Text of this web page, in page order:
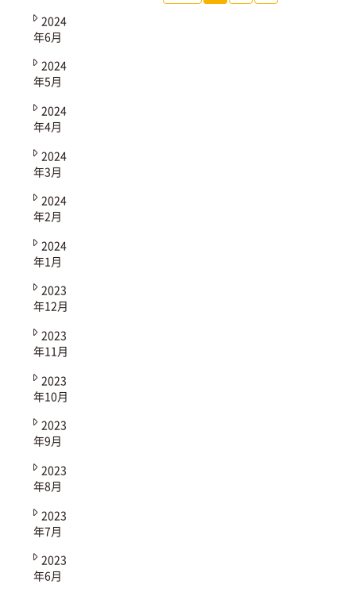
2024
年6月
2024
年5月
2024
年4月
2024
年3月
2024
年2月
2024
年1月
2023
年12月
2023
年11月
2023
年10月
2023
年9月
2023
年8月
2023
年7月
2023
年6月